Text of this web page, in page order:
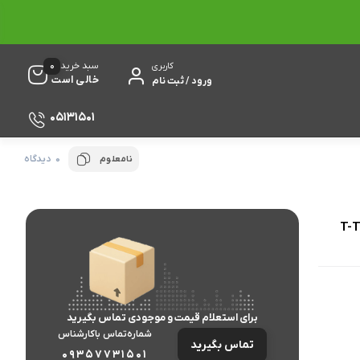
کاربری
ورود / ثبت نام
سبد خرید
خالی است
0
05131501
نامعلوم 0 دیدگاه
برای استعلام قیمت و موجودی تماس بگیرید
تماس بگیرید
شماره‌تماس‌ با‌کارشناس
09357731501